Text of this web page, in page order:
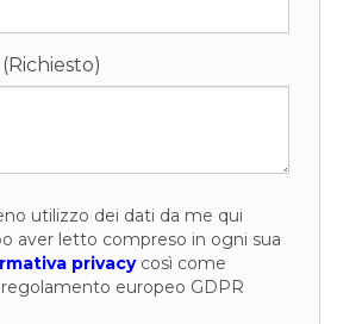
(Richiesto)
utilizzo dei dati da me qui
aver letto compreso in ogni sua
privacycosì come
europeo GDPR